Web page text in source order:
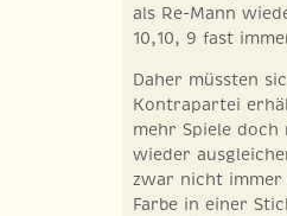
als Re-Mann
10,10, 9 fast
Daher müssten
Kontrapartei
mehr Spiele
wieder
zwar nicht immer
Farbe in einer